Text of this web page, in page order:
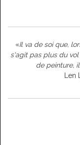
«Il va de soi que,
s'agit pas plus du
de peinture,
Len